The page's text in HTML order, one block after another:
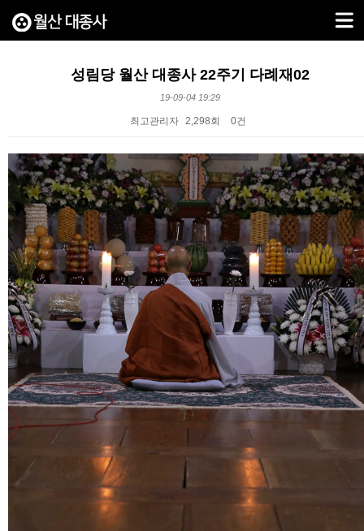
성림당 월산 대종사 22주기 다례재02
19-09-04 19:29
최고관리자 2,298회 0건
본문